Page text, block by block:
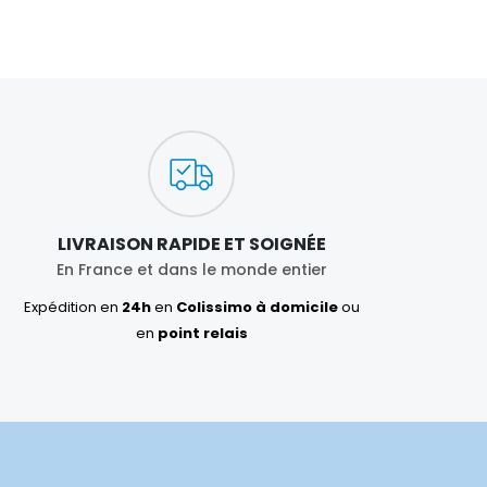
LIVRAISON RAPIDE ET SOIGNÉE
En France et dans le monde entier
Expédition en 24hen Colissimo à domicileou
en point relais